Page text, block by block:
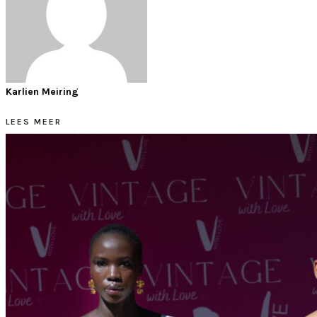
Karlien Meiring
LEES MEER